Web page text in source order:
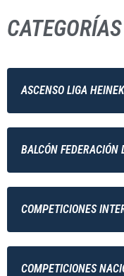
CATEGORÍAS
ASCENSO LIGA
BALCÓN FEDERACIÓN
COMPETICIONES
COMPETICIONES